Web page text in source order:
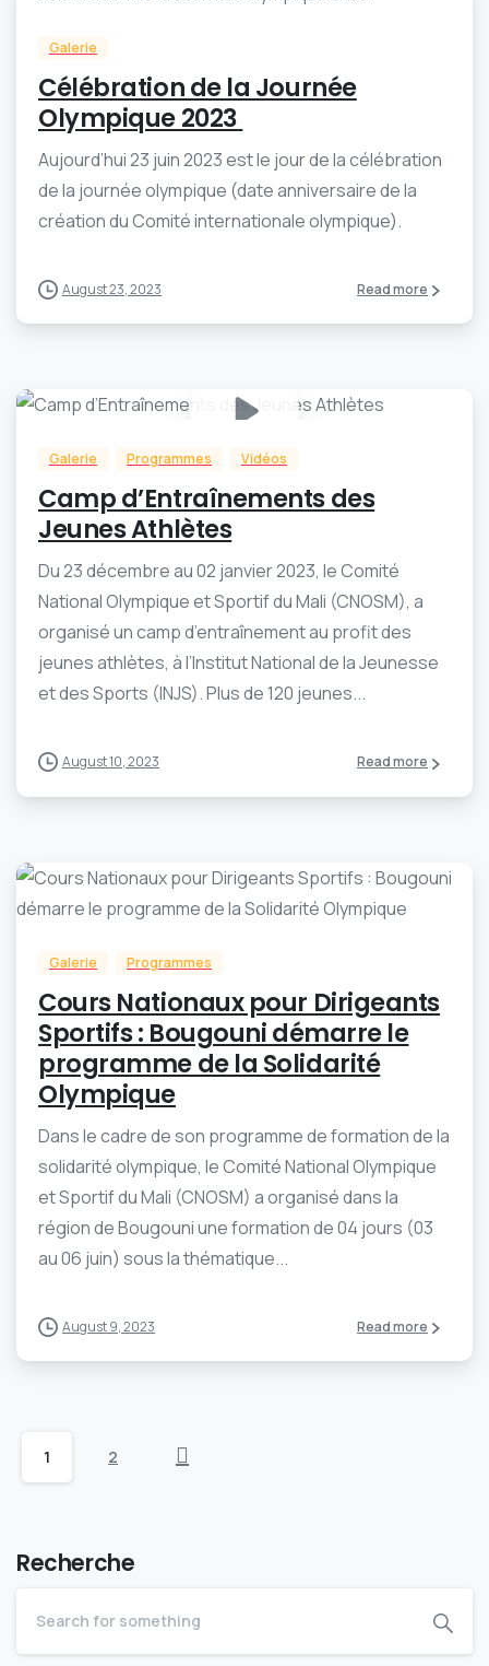
Galerie
Célébration de la Journée
Olympique 2023
Aujourd’hui 23 juin 2023 est le jour de la célébration
de la journée olympique (date anniversaire de la
création du Comité internationale olympique).
August 23, 2023 Read more
Galerie Programmes Vidéos
Camp d’Entraînements des
Jeunes Athlètes
Du 23 décembre au 02 janvier 2023, le Comité
National Olympique et Sportif du Mali (CNOSM), a
organisé un camp d’entraînement au profit des
jeunes athlètes, à l’Institut National de la Jeunesse
et des Sports (INJS). Plus de 120 jeunes...
August 10, 2023 Read more
0 -
Galerie Programmes
Cours Nationaux pour Dirigeants
Sportifs : Bougouni démarre le
programme de la Solidarité
Olympique
Dans le cadre de son programme de formation de la
solidarité olympique, le Comité National Olympique
et Sportif du Mali (CNOSM) a organisé dans la
région de Bougouni une formation de 04 jours (03
au 06 juin) sous la thématique...
August 9, 2023 Read more
1 2
Recherche